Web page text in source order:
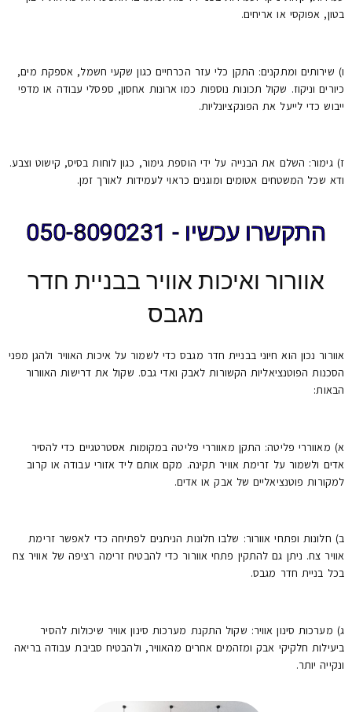
בטון, אפוקסי או אריחים.
ו) שירותים ומתקנים: התקן כלי עזר הכרחיים כגון שקעי חשמל, אספקת מים,
כיורים וניקוז. שקול תכונות נוספות כמו ארונות אחסון, ספסלי עבודה או מדפי
ייבוש כדי לייעל את הפונקציונליות.
ז) גימור: השלם את הבנייה על ידי הוספת גימור, כגון לוחות בסיס, קישוט וצבע.
ודא שכל המשטחים אטומים ומוגנים כראוי לעמידות לאורך זמן.
התקשרו עכשיו - 050-8090231
אוורור ואיכות אוויר בבניית חדר
מגבס
אוורור נכון הוא חיוני בבניית חדר מגבס כדי לשמור על איכות האוויר ולהגן מפני
הסכנות הפוטנציאליות הקשורות לאבק ואדי גבס. שקול את דרישות האוורור
הבאות:
א) מאווררי פליטה: התקן מאווררי פליטה במקומות אסטרטגיים כדי להסיר
אדים ולשמור על זרימת אוויר תקינה. מקם אותם ליד אזורי עבודה או קרוב
למקורות פוטנציאליים של אבק או אדים.
ב) חלונות ופתחי אוורור: שלבו חלונות הניתנים לפתיחה כדי לאפשר זרימת
אוויר צח. ניתן גם להתקין פתחי אוורור כדי להבטיח זרימה רציפה של אוויר צח
בכל בניית חדר מגבס.
ג) מערכות סינון אוויר: שקול התקנת מערכות סינון אוויר שיכולות להסיר
ביעילות חלקיקי אבק ומזהמים אחרים מהאוויר, ולהבטיח סביבת עבודה בריאה
ונקייה יותר.